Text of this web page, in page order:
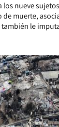
los nueve
muerte,
le